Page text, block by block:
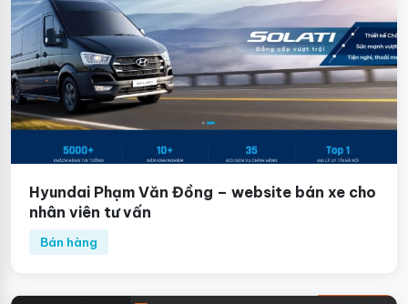
Hyundai Phạm Văn Đồng – website bán xe cho
nhân viên tư vấn
Bán hàng